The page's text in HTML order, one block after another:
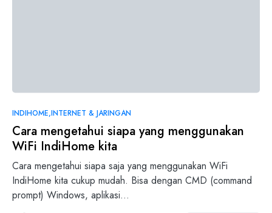
INDIHOME INTERNET & JARINGAN
Cara mengetahui siapa yang menggunakan
WiFi IndiHome kita
Cara mengetahui siapa saja yang menggunakan WiFi
IndiHome kita cukup mudah. Bisa dengan CMD (command
prompt) Windows, aplikasi…